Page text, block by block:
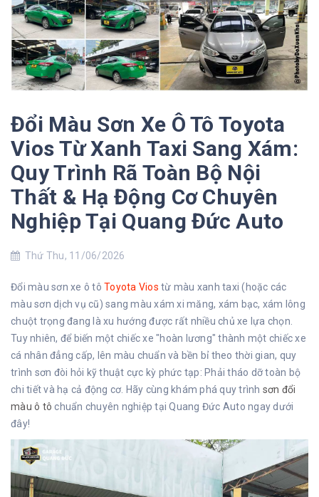
Đổi Màu Sơn Xe Ô Tô Toyota
Vios Từ Xanh Taxi Sang Xám:
Quy Trình Rã Toàn Bộ Nội
Thất & Hạ Động Cơ Chuyên
Nghiệp Tại Quang Đức Auto
Thứ Thu, 11/06/2026
Đổi màu sơn xe ô tô Toyota Vios từ màu xanh taxi (hoặc các
màu sơn dịch vụ cũ) sang màu xám xi măng, xám bạc, xám lông
chuột trọng đang là xu hướng được rất nhiều chủ xe lựa chọn.
Tuy nhiên, để biến một chiếc xe "hoàn lương" thành một chiếc xe
cá nhân đẳng cấp, lên màu chuẩn và bền bỉ theo thời gian, quy
trình sơn đòi hỏi kỹ thuật cực kỳ phức tạp: Phải tháo dỡ toàn bộ
chi tiết và hạ cả động cơ. Hãy cùng khám phá quy trình sơn đổi
màu ô tô chuẩn chuyên nghiệp tại Quang Đức Auto ngay dưới
đây!